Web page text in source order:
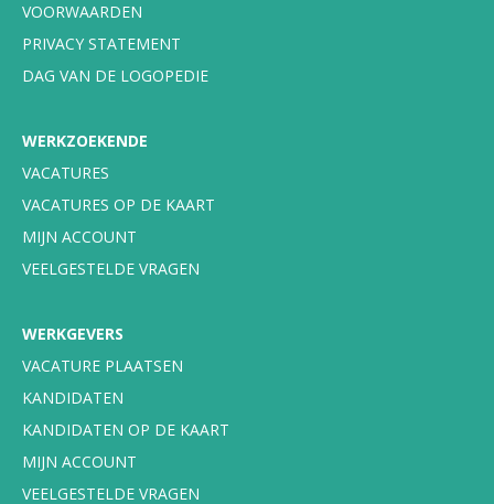
VOORWAARDEN
PRIVACY STATEMENT
DAG VAN DE LOGOPEDIE
WERKZOEKENDE
VACATURES
VACATURES OP DE KAART
MIJN ACCOUNT
VEELGESTELDE VRAGEN
WERKGEVERS
VACATURE PLAATSEN
KANDIDATEN
KANDIDATEN OP DE KAART
MIJN ACCOUNT
VEELGESTELDE VRAGEN